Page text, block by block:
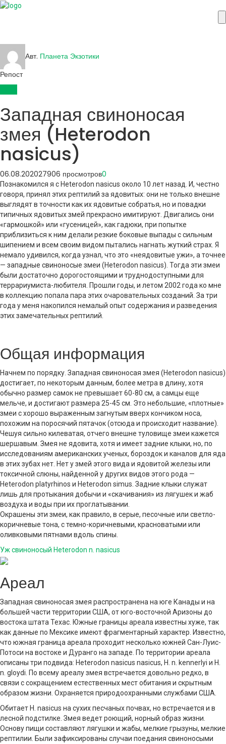
Авт. Планета Экзотики
Репост
Западная свиноносая
змея (Heterodon
nasicus)
06.08.202027906 просмотров0
Познакомился я с Heterodon nasicus около 10 лет назад. И, честно
говоря, принял этих рептилий за ядовитых: они не только внешне
выглядят в точности как их ядовитые собратья, но и повадки
типичных ядовитых змей прекрасно имитируют. Двигались они
«гармошкой» или «гусеницей», как гадюки, при попытке
приблизиться к ним делали резкие боковые выпады с сильным
шипением и всем своим видом пытались нагнать жуткий страх. Я
немало удивился, когда узнал, что это «неядовитые ужи», а точнее
— западные свиноносые змеи (Heterodon nasicus). Тогда эти змеи
были достаточно дорогостоящими и труднодоступными для
террариумиста-любителя. Прошли годы, и летом 2002 года ко мне
в коллекцию попала пара этих очаровательных созданий. За три
года у меня накопился немалый опыт содержания и разведения
этих замечательных рептилий.
Общая информация
Начнем по порядку. Западная свиноносая змея (Heterodon nasicus)
достигает, по некоторым данным, более метра в длину, хотя
обычно размер самок не превышает 60-80 см, а самцы еще
мельче, и достигают размера 25-45 см. Это небольшие, «плотные»
змеи с хорошо выраженным загнутым вверх кончиком носа,
похожим на поросячий пятачок (отсюда и происходит название).
Чешуя сильно килеватая, отчего внешне туловище змеи кажется
шершавым. Змея не ядовита, хотя и имеет задние клыки, но, по
исследованиям американских ученых, бороздок и каналов для яда
в этих зубах нет. Нет у змей этого вида и ядовитой железы или
токсичной слюны, найденной у других видов этого рода —
Heterodon platyrhinos и Heterodon simus. Задние клыки служат
лишь для протыкания добычи и «скачивания» из лягушек и жаб
воздуха и воды при их проглатывании.
Окрашены эти змеи, как правило, в серые, песочные или светло-
коричневые тона, с темно-коричневыми, красноватыми или
оливковыми пятнами вдоль спины.
Уж свиноносый Heterodon n. nasicus
Ареал
Западная свиноносая змея распространена на юге Канады и на
большей части территории США, от юго-восточной Аризоны до
востока штата Техас. Южные границы ареала известны хуже, так
как данные по Мексике имеют фрагментарный характер. Известно,
что южная граница ареала проходит несколько южней Сан-Луис-
Потоси на востоке и Дуранго на западе. По территории ареала
описаны три подвида: Heterodon nasicus nasicus, H. n. kennerlyi и H.
n. gloydi. По всему ареалу змея встречается довольно редко, в
связи с сокращением естественных мест обитания и скрытным
образом жизни. Охраняется природоохранными службами США.
Обитает H. nasicus на сухих песчаных почвах, но встречается и в
лесной подстилке. Змея ведет роющий, норный образ жизни.
Основу пищи составляют лягушки и жабы, мелкие грызуны, мелкие
рептилии. Были зафиксированы случаи поедания свиноносыми